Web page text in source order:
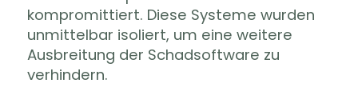
kompromittiert. Diese Systeme wurden
unmittelbar isoliert, um eine weitere
Ausbreitung der Schadsoftware zu
verhindern.